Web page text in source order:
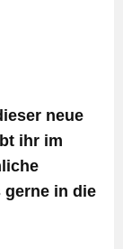
neue
ihr im
in die